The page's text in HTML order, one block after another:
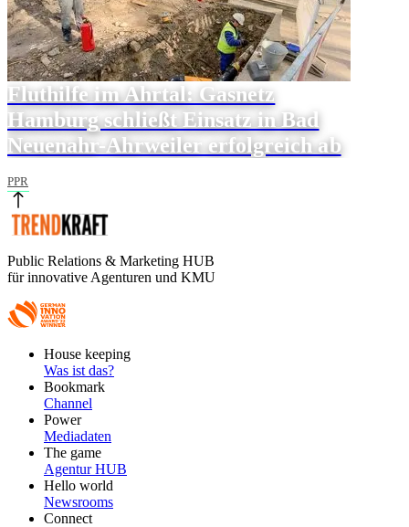
Fluthilfe im Ahrtal: Gasnetz
Hamburg schließt Einsatz in Bad
Neuenahr-Ahrweiler erfolgreich ab
PPR
Public Relations & Marketing HUB
für innovative Agenturen und KMU
FooterHouse keeping
Was ist das?
Bookmark
Channel
Power
Mediadaten
The game
Agentur HUB
Hello world
Newsrooms
Connect